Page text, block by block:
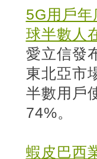
5G用戶
球半數人
愛立信發
東北亞市
半數用戶
74%。
蝦皮巴西